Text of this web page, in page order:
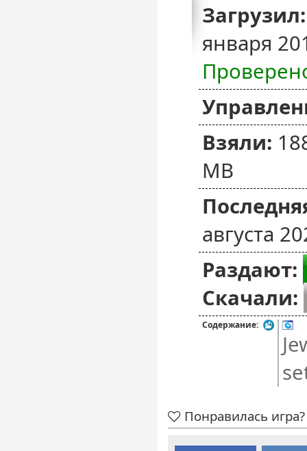
Загрузил:
января
Взяли:
MB
августа
Раздают:
Скачали:
Содержание:
Понравилась